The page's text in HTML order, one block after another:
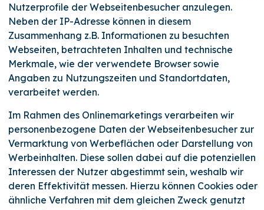
Nutzerprofile der Webseitenbesucher anzulegen.
Neben der IP-Adresse können in diesem
Zusammenhang z.B. Informationen zu besuchten
Webseiten, betrachteten Inhalten und technische
Merkmale, wie der verwendete Browser sowie
Angaben zu Nutzungszeiten und Standortdaten,
verarbeitet werden.
Im Rahmen des Onlinemarketings verarbeiten wir
personenbezogene Daten der Webseitenbesucher zur
Vermarktung von Werbeflächen oder Darstellung von
Werbeinhalten. Diese sollen dabei auf die potenziellen
Interessen der Nutzer abgestimmt sein, weshalb wir
deren Effektivität messen. Hierzu können Cookies oder
ähnliche Verfahren mit dem gleichen Zweck genutzt